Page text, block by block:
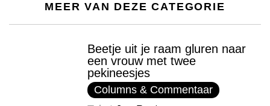
MEER VAN DEZE CATEGORIE
Beetje uit je raam gluren naar
een vrouw met twee
pekineesjes
Columns & Commentaar